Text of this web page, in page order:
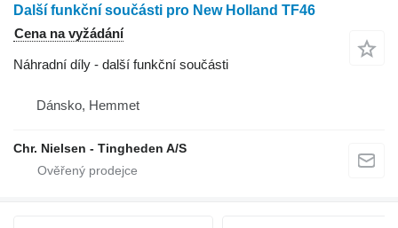
Další funkční součásti pro New Holland TF46
Cena na vyžádání
Náhradní díly - další funkční součásti
Dánsko, Hemmet
Chr. Nielsen - Tingheden A/S